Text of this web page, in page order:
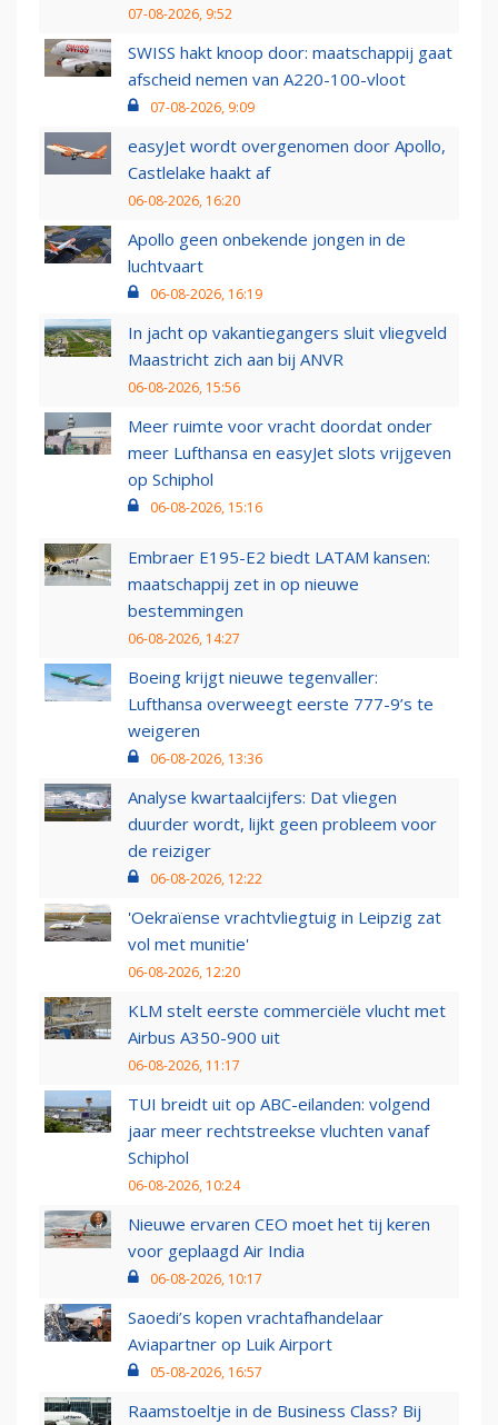
07-08-2026, 9:52
SWISS hakt knoop door: maatschappij gaat
afscheid nemen van A220-100-vloot
07-08-2026, 9:09
easyJet wordt overgenomen door Apollo,
Castlelake haakt af
06-08-2026, 16:20
Apollo geen onbekende jongen in de
luchtvaart
06-08-2026, 16:19
In jacht op vakantiegangers sluit vliegveld
Maastricht zich aan bij ANVR
06-08-2026, 15:56
Meer ruimte voor vracht doordat onder
meer Lufthansa en easyJet slots vrijgeven
op Schiphol
06-08-2026, 15:16
Embraer E195-E2 biedt LATAM kansen:
maatschappij zet in op nieuwe
bestemmingen
06-08-2026, 14:27
Boeing krijgt nieuwe tegenvaller:
Lufthansa overweegt eerste 777-9’s te
weigeren
06-08-2026, 13:36
Analyse kwartaalcijfers: Dat vliegen
duurder wordt, lijkt geen probleem voor
de reiziger
06-08-2026, 12:22
'Oekraïense vrachtvliegtuig in Leipzig zat
vol met munitie'
06-08-2026, 12:20
KLM stelt eerste commerciële vlucht met
Airbus A350-900 uit
06-08-2026, 11:17
TUI breidt uit op ABC-eilanden: volgend
jaar meer rechtstreekse vluchten vanaf
Schiphol
06-08-2026, 10:24
Nieuwe ervaren CEO moet het tij keren
voor geplaagd Air India
06-08-2026, 10:17
Saoedi’s kopen vrachtafhandelaar
Aviapartner op Luik Airport
05-08-2026, 16:57
Raamstoeltje in de Business Class? Bij